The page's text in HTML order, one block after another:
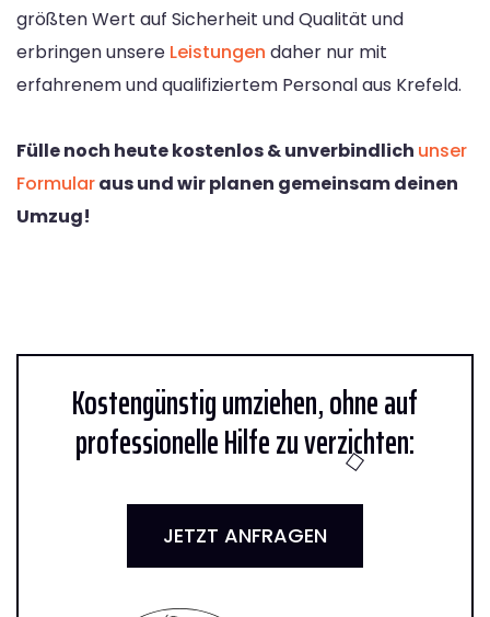
größten Wert auf Sicherheit und Qualität und
erbringen unsere Leistungen daher nur mit
erfahrenem und qualifiziertem Personal aus Krefeld.
Fülle noch heute kostenlos & unverbindlich unser
Formularaus und wir planen gemeinsam deinen
Umzug!
Kostengünstig umziehen, ohne auf
professionelle Hilfe zu verzichten:
JETZT ANFRAGEN